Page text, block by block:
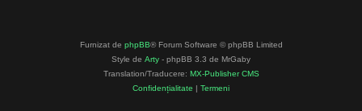
Furnizat de phpBB® Forum Software © phpBB Limited
Style de Arty - phpBB 3.3 de MrGaby
Translation/Traducere: MX-Publisher CMS
Confidențialitate | Termeni